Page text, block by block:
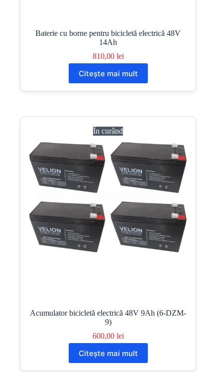
Baterie cu borne pentru bicicletă electrică 48V
14Ah
810,00 lei
Citește mai mult
În curând
Acumulator bicicletă electrică 48V 9Ah (6-DZM-
9)
600,00 lei
Citește mai mult